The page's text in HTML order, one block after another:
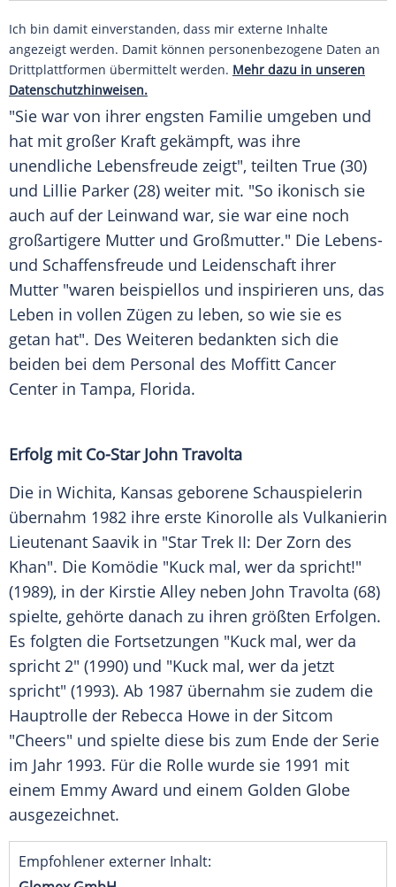
Ich bin damit einverstanden, dass mir externe Inhalte
angezeigt werden. Damit können personenbezogene Daten an
Drittplattformen übermittelt werden. Mehr dazu in unseren
Datenschutzhinweisen.
"Sie war von ihrer engsten Familie umgeben und
hat mit großer Kraft gekämpft, was ihre
unendliche Lebensfreude zeigt", teilten True (30)
und Lillie Parker (28) weiter mit. "So ikonisch sie
auch auf der Leinwand war, sie war eine noch
großartigere Mutter und Großmutter." Die Lebens-
und Schaffensfreude und Leidenschaft ihrer
Mutter "waren beispiellos und inspirieren uns, das
Leben in vollen Zügen zu leben, so wie sie es
getan hat". Des Weiteren bedankten sich die
beiden bei dem Personal des Moffitt Cancer
Center in Tampa, Florida.
Erfolg mit Co-Star John Travolta
Die in Wichita, Kansas geborene Schauspielerin
übernahm 1982 ihre erste Kinorolle als Vulkanierin
Lieutenant Saavik in "Star Trek II: Der Zorn des
Khan". Die Komödie "Kuck mal, wer da spricht!"
(1989), in der Kirstie Alley neben John Travolta (68)
spielte, gehörte danach zu ihren größten Erfolgen.
Es folgten die Fortsetzungen "Kuck mal, wer da
spricht 2" (1990) und "Kuck mal, wer da jetzt
spricht" (1993). Ab 1987 übernahm sie zudem die
Hauptrolle der Rebecca Howe in der Sitcom
"Cheers" und spielte diese bis zum Ende der Serie
im Jahr 1993. Für die Rolle wurde sie 1991 mit
einem Emmy Award und einem Golden Globe
ausgezeichnet.
Empfohlener externer Inhalt: